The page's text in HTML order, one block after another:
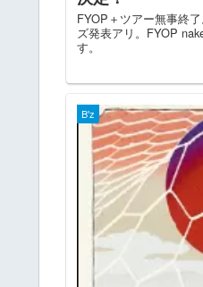
FYOP＋ツアー無事終
ズ発表アリ。FYOP
す。
B'z